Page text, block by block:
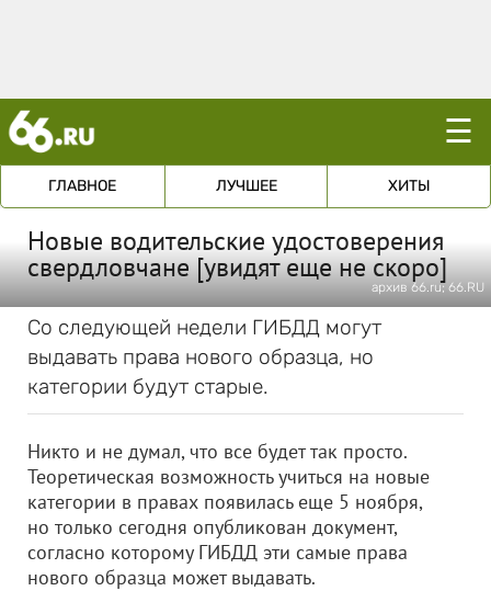
☰
ГЛАВНОЕ ЛУЧШЕЕ ХИТЫ
Новые водительские удостоверения
свердловчане [увидят еще не скоро]
архив 66.ru; 66.RU
Со следующей недели ГИБДД могут
выдавать права нового образца, но
категории будут старые.
Никто и не думал, что все будет так просто.
Теоретическая возможность учиться на новые
категории в правах появилась еще 5 ноября,
но только сегодня опубликован документ,
согласно которому ГИБДД эти самые права
нового образца может выдавать.